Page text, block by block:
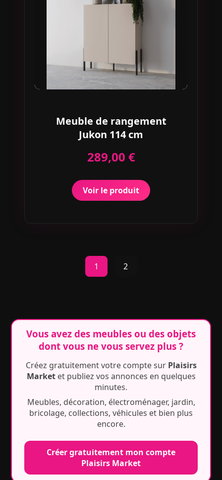
Meuble de rangement
Jukon 114 cm
289,00 €
Voir le produit
1 2
Vous avez des meubles ou des objets
dont vous ne vous servez plus ?
Créez gratuitement votre compte sur Plaisirs
Marketet publiez vos annonces en quelques
minutes.
Meubles, décoration, électroménager, jardin,
bricolage, collections, véhicules et bien plus
encore.
Créer gratuitement mon compte
Plaisirs Market